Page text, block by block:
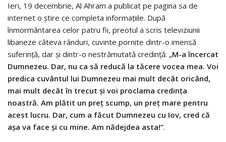
Ieri, 19 decembrie, Al Ahram a publicat pe pagina sa de
internet o ştire ce completa informaţiile. După
înmormântarea celor patru fii, preotul a scris televiziunii
libaneze câteva rânduri, cuvinte pornite dintr-o imensă
suferinţă, dar şi dintr-o nestrămutată credinţă: „M-a încercat
Dumnezeu. Dar, nu ca să reducă la tăcere vocea mea. Voi
predica cuvântul lui Dumnezeu mai mult decât oricând,
mai mult decât în trecut şi voi proclama credinţa
noastră. Am plătit un preţ scump, un preţ mare pentru
acest lucru. Dar, cum a făcut Dumnezeu cu Iov, cred că
aşa va face şi cu mine. Am nădejdea asta!”.